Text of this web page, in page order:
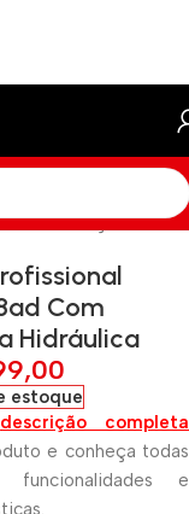
Cabeça
Com
Hidráulica
estoque
descrição completa
e conheça todas
funcionalidades e